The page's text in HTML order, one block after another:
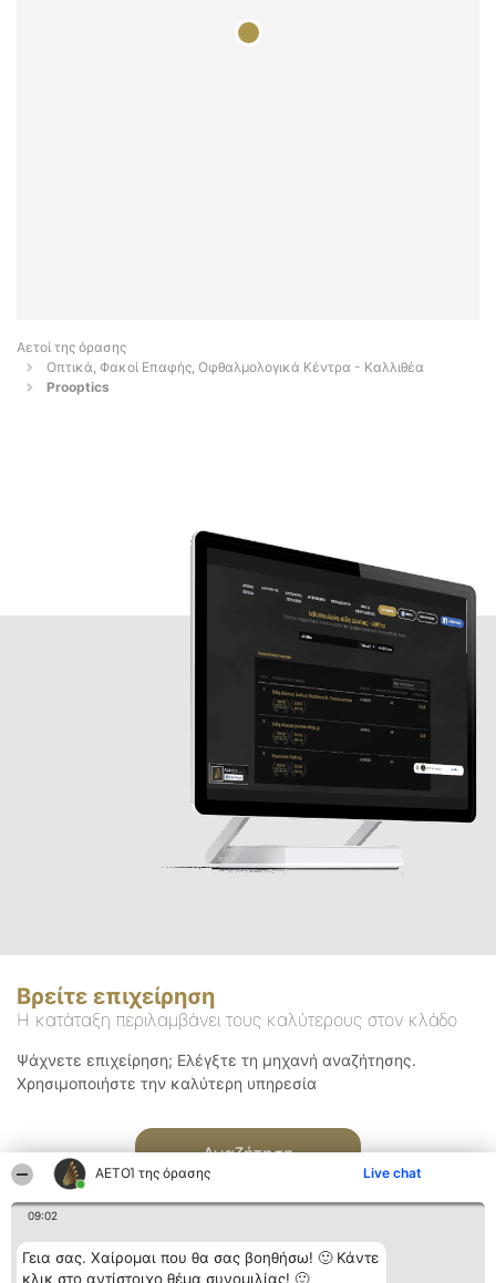
ΑΕΤΟΊ της όρασης Live chat
09:02
Γεια σας. Χαίρομαι που θα σας βοηθήσω! 🙂 Κάντε
κλικ στο αντίστοιχο θέμα συνομιλίας! 🙂
Αετοί της όρασης
Οπτικά, Φακοί Επαφής, Οφθαλμολογικά Κέντρα - Καλλιθέα
Prooptics
Βρείτε επιχείρηση
Η κατάταξη περιλαμβάνει τους καλύτερους στον κλάδο
Ψάχνετε επιχείρηση; Ελέγξτε τη μηχανή αναζήτησης.
Χρησιμοποιήστε την καλύτερη υπηρεσία
Αναζήτηση